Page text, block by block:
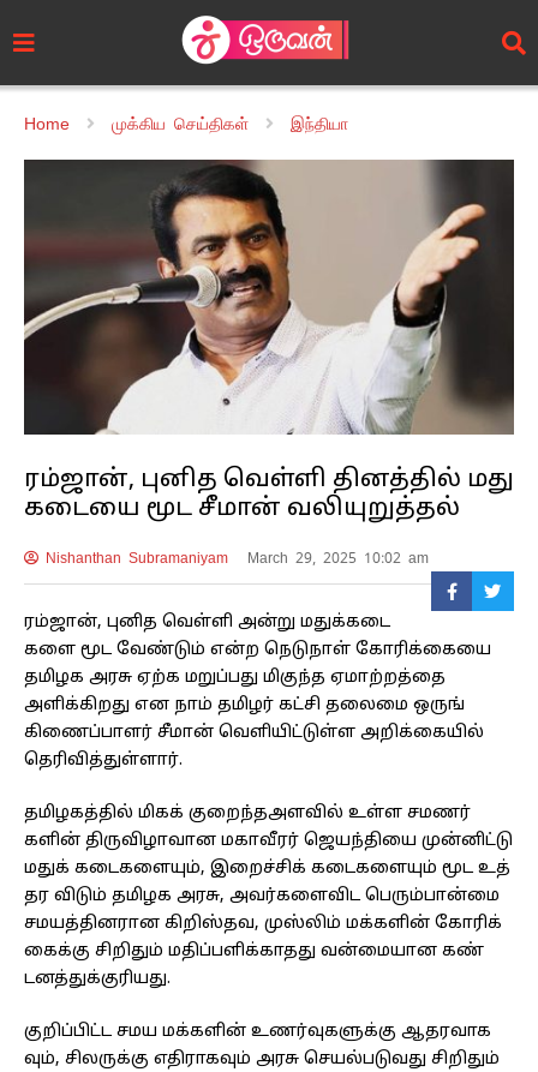
Home முக்கிய செய்திகள் இந்தியா
ரம்ஜான், புனித வெள்ளி தினத்தில் மது
கடையை மூட சீமான் வலியுறுத்தல்
Nishanthan Subramaniyam March 29, 2025 10:02 am
ரம்​ஜான், புனித வெள்ளி அன்று மதுக்​கடை
களை மூட வேண்​டும் என்ற நெடுநாள் கோரிக்​கையை
தமிழக அரசு ஏற்க மறுப்​பது மிகுந்த ஏமாற்​றத்​தை​
அளிக்கிறது என நாம் தமிழர் கட்சி தலைமை ஒருங்​
கிணைப்​பாளர் சீமான் வெளி​யிட்டுள்ள அறிக்​கை​யில்
தெரிவித்துள்ளார்.
தமிழகத்​தில் மிகக் குறைந்தஅளவில் உள்ள சமணர்​
களின் திரு​விழா​வான மகாவீரர் ஜெயந்​தியை முன்​னிட்டு
மதுக் கடைகளை​யும், இறைச்​சிக் கடைகளையும் மூட உத்​
தர​ விடும் தமிழக அரசு, அவர்​களைவிட பெரும்​பான்மை
சமயத்​தின​ரான கிறிஸ்​தவ, முஸ்​லிம் மக்​களின் கோரிக்​
கைக்கு சிறிதும் மதிப்​பளிக்​காதது வன்​மை​யான கண்​
டனத்​துக்​குரியது.
குறிப்​பிட்ட சமய மக்​களின் உணர்​வு​களுக்கு ஆதர​வாக​
வும், சிலருக்கு எதி​ராக​வும் அரசு செயல்​படு​வது சிறிதும்